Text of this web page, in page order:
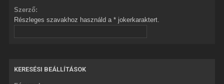
Szerző:
Részleges szavakhoz használd a * jokerkaraktert.
KERESÉSI BEÁLLÍTÁSOK